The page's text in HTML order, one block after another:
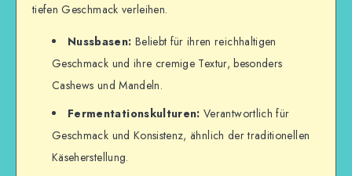
tiefen Geschmack verleihen.
Nussbasen: Beliebt für ihren reichhaltigen
Geschmack und ihre cremige Textur, besonders
Cashews und Mandeln.
Fermentationskulturen: Verantwortlich für
Geschmack und Konsistenz, ähnlich der traditionellen
Käseherstellung.